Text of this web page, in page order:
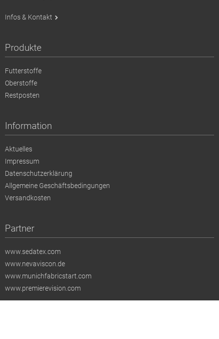
Infos & Kontakt
Produkte
Futterstoffe
Oberstoffe
Restposten
Information
Aktuelles
Impressum
Datenschutzerklärung
Allgemeine Geschäftsbedingungen
Versandkosten
Partner
www.sedatex.com
www.nevaviscon.de
www.munichfabricstart.com
www.premierevision.com